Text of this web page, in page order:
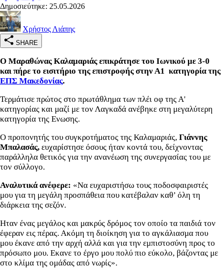
Δημοσιεύτηκε: 25.05.2026
Χρήστος Λιάπης
SHARE
Ο Μαραθώνας Καλαμαριάς επικράτησε του Ιωνικού με 3-0
και πήρε το εισιτήριο της επιστροφής στην Α1 κατηγορία της
ΕΠΣ Μακεδονίας.
Τερμάτισε πρώτος στο πρωτάθλημα των πλέι οφ της Α'
κατηγορίας και μαζί με τον Λαγκαδά ανέβηκε στη μεγαλύτερη
κατηγορία της Ενωσης.
Ο προπονητής του συγκροτήματος της Καλαμαριάς, Γιάννης
Μπαλασάς, ευχαρίστησε όσους ήταν κοντά του, δείχνοντας
παράλληλα θετικός για την ανανέωση της συνεργασίας του με
τον σύλλογο.
Αναλυτικά ανέφερε: «Να ευχαριστήσω τους ποδοσφαιριστές
μου για τη μεγάλη προσπάθεια που κατέβαλαν καθ’ όλη τη
διάρκεια της σεζόν.
Ηταν ένας μεγάλος και μακρύς δρόμος τον οποίο τα παιδιά τον
έφεραν εις πέρας. Ακόμη τη διοίκηση για το αγκάλιασμα που
μου έκανε από την αρχή αλλά και για την εμπιστοσύνη προς το
πρόσωπο μου. Εκανε το έργο μου πολύ πιο εύκολο, βάζοντας με
στο κλίμα της ομάδας από νωρίς».